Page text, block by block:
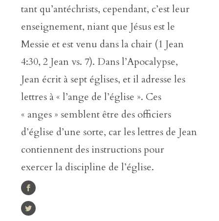
tant qu’antéchrists, cependant, c’est leur
enseignement, niant que Jésus est le
Messie et est venu dans la chair (1 Jean
4:30, 2 Jean vs. 7). Dans l’Apocalypse,
Jean écrit à sept églises, et il adresse les
lettres à « l’ange de l’église ». Ces
« anges » semblent être des officiers
d’église d’une sorte, car les lettres de Jean
contiennent des instructions pour
exercer la discipline de l’église.